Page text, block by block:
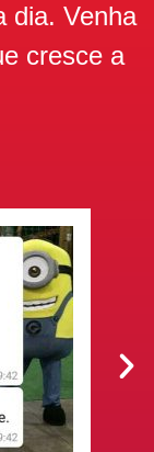
dia. Venha
cresce a